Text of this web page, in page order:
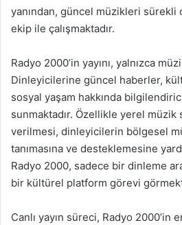
yanından, güncel müzikleri sürekli
ekip ile çalışmaktadır.
Radyo 2000’in yayını, yalnızca
Dinleyicilerine güncel haberler,
sosyal yaşam hakkında
sunmaktadır. Özellikle yerel müzik
verilmesi, dinleyicilerin bölgesel
tanımasına ve desteklemesine
Radyo 2000, sadece bir dinleme
bir kültürel platform görevi
Canlı yayın süreci, Radyo